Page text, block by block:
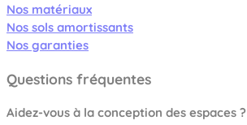
Nos matériaux
Nos sols amortissants
Nos garanties
Questions fréquentes
Aidez-vous à la conception des espaces ?